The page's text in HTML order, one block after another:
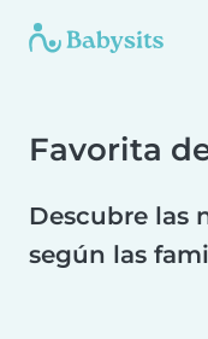
Favorita
Descubre las
según las